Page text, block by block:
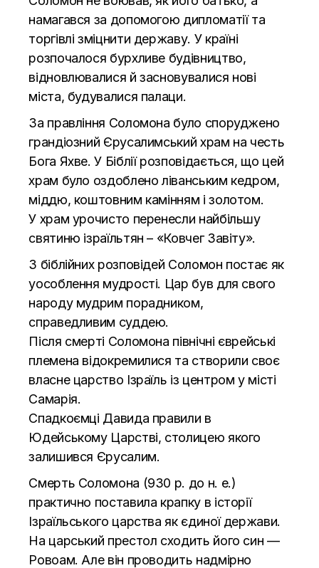
намагався за допомогою дипломатії та
торгівлі зміцнити державу. У країні
розпочалося бурхливе будівництво,
відновлювалися й засновувалися нові
міста, будувалися палаци.
За правління Соломона було споруджено
грандіозний Єрусалимський храм на честь
Бога Яхве. У Біблії розповідається, що цей
храм було оздоблено ліванським кедром,
міддю, коштовним камінням і золотом.
У храм урочисто перенесли найбільшу
святиню ізраїльтян – «Ковчег Завіту».
З біблійних розповідей Соломон постає як
уособлення мудрості. Цар був для свого
народу мудрим порадником,
справедливим суддею.
Після смерті Соломона північні єврейські
племена відокремилися та створили своє
власне царство Ізраїль із центром у місті
Самарія.
Спадкоємці Давида правили в
Юдейському Царстві, столицею якого
залишився Єрусалим.
Смерть Соломона (930 р. до н. е.)
практично поставила крапку в історії
Ізраїльського царства як єдиної держави.
На царський престол сходить його син —
Ровоам. Але він проводить надмірно